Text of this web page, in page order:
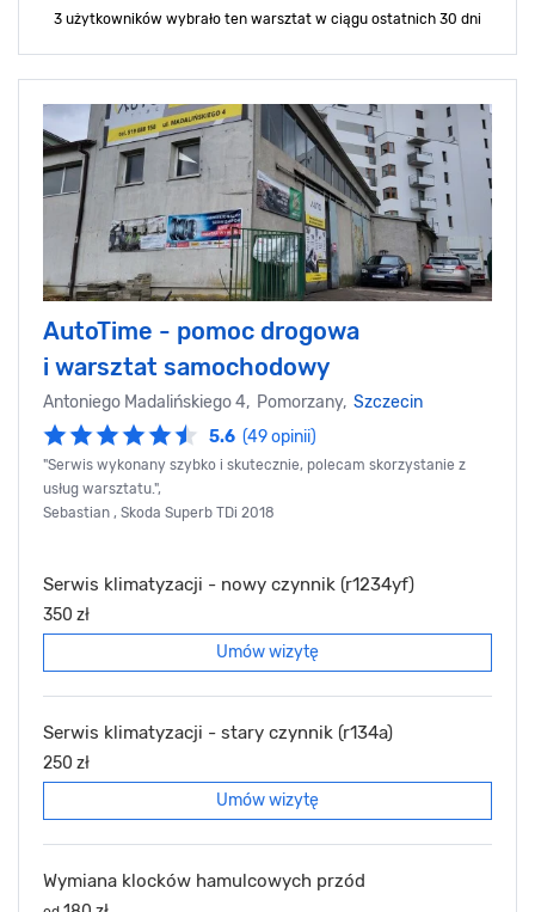
3 użytkowników wybrało ten warsztat w ciągu ostatnich 30 dni
AutoTime - pomoc drogowa
i warsztat samochodowy
Antoniego Madalińskiego 4, Pomorzany, Szczecin
5.6 (49 opinii)
"Serwis wykonany szybko i skutecznie, polecam skorzystanie z
usług warsztatu.",
Sebastian , Skoda Superb TDi 2018
Serwis klimatyzacji - nowy czynnik (r1234yf)
350 zł
Umów wizytę
Serwis klimatyzacji - stary czynnik (r134a)
250 zł
Umów wizytę
Wymiana klocków hamulcowych przód